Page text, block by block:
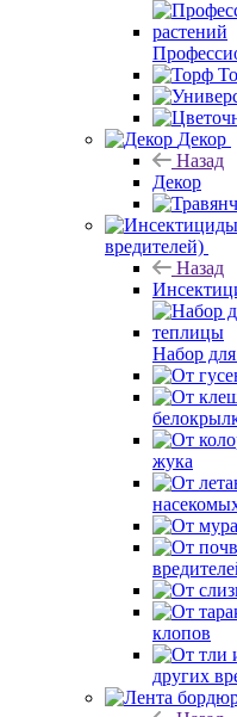
Декор
Назад
Декор
вредителей)
Назад
Набор
жука
клопов
других